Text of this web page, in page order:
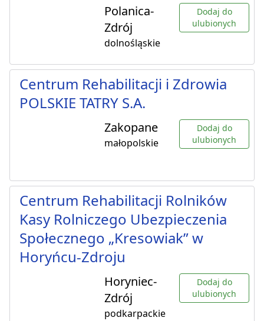
Polanica-
Zdrój
dolnośląskie
Dodaj do
ulubionych
Centrum Rehabilitacji i Zdrowia
POLSKIE TATRY S.A.
Zakopane
małopolskie
Dodaj do
ulubionych
Centrum Rehabilitacji Rolników
Kasy Rolniczego Ubezpieczenia
Społecznego „Kresowiak” w
Horyńcu-Zdroju
Horyniec-
Zdrój
podkarpackie
Dodaj do
ulubionych